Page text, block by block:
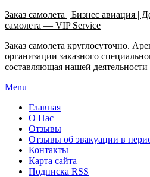
Заказ самолета | Бизнес авиация |
самолета — VIP Service
Заказ самолета круглосуточно.
организации заказного
составляющая нашей деятельности
Menu
Главная
О Нас
Отзывы
Отзывы об эвакуации в
Контакты
Карта сайта
Подписка RSS